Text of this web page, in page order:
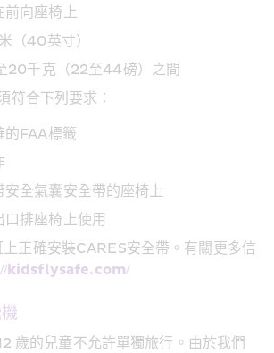
前向座椅上
（40英寸）
20千克（22至44磅）之間
符合下列要求：
的FAA標籤
安全氣囊安全帶的座椅上
排座椅上使用
正確安裝CARES安全帶。有關更多信
kidsflysafe.com/
歲的兒童不允許單獨旅行。由於我們